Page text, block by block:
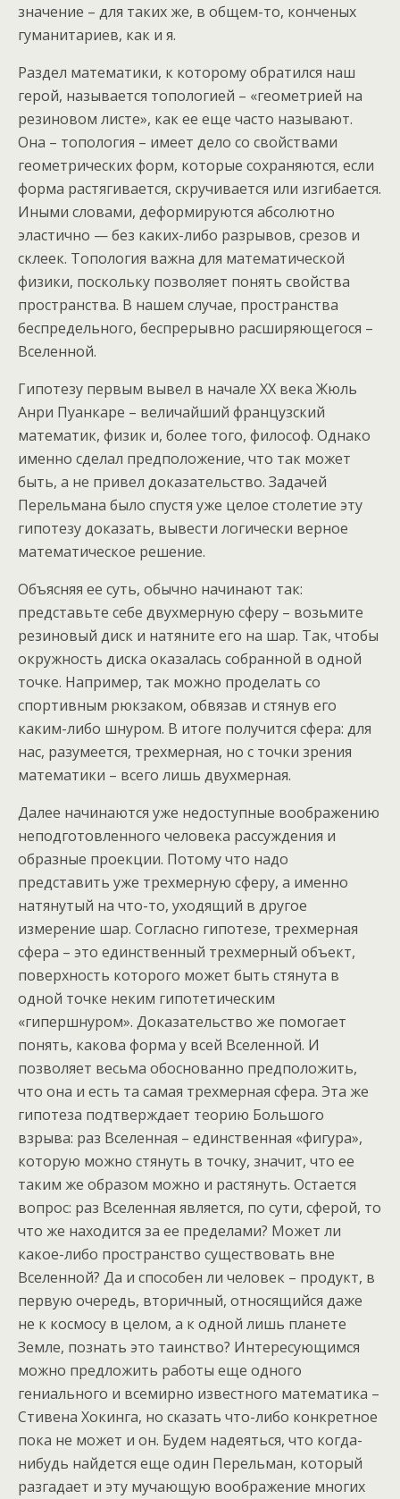
значение – для таких же, в общем-то, конченых
гуманитариев, как и я.
Раздел математики, к которому обратился наш
герой, называется топологией – «геометрией на
резиновом листе», как ее еще часто называют.
Она – топология – имеет дело со свойствами
геометрических форм, которые сохраняются, если
форма растягивается, скручивается или изгибается.
Иными словами, деформируются абсолютно
эластично — без каких-либо разрывов, срезов и
склеек. Топология важна для математической
физики, поскольку позволяет понять свойства
пространства. В нашем случае, пространства
беспредельного, беспрерывно расширяющегося –
Вселенной.
Гипотезу первым вывел в начале XX века Жюль
Анри Пуанкаре – величайший французский
математик, физик и, более того, философ. Однако
именно сделал предположение, что так может
быть, а не привел доказательство. Задачей
Перельмана было спустя уже целое столетие эту
гипотезу доказать, вывести логически верное
математическое решение.
Объясняя ее суть, обычно начинают так:
представьте себе двухмерную сферу – возьмите
резиновый диск и натяните его на шар. Так, чтобы
окружность диска оказалась собранной в одной
точке. Например, так можно проделать со
спортивным рюкзаком, обвязав и стянув его
каким-либо шнуром. В итоге получится сфера: для
нас, разумеется, трехмерная, но с точки зрения
математики – всего лишь двухмерная.
Далее начинаются уже недоступные воображению
неподготовленного человека рассуждения и
образные проекции. Потому что надо
представить уже трехмерную сферу, а именно
натянутый на что-то, уходящий в другое
измерение шар. Согласно гипотезе, трехмерная
сфера – это единственный трехмерный объект,
поверхность которого может быть стянута в
одной точке неким гипотетическим
«гипершнуром». Доказательство же помогает
понять, какова форма у всей Вселенной. И
позволяет весьма обоснованно предположить,
что она и есть та самая трехмерная сфера. Эта же
гипотеза подтверждает теорию Большого
взрыва: раз Вселенная – единственная «фигура»,
которую можно стянуть в точку, значит, что ее
таким же образом можно и растянуть. Остается
вопрос: раз Вселенная является, по сути, сферой, то
что же находится за ее пределами? Может ли
какое-либо пространство существовать вне
Вселенной? Да и способен ли человек – продукт, в
первую очередь, вторичный, относящийся даже
не к космосу в целом, а к одной лишь планете
Земле, познать это таинство? Интересующимся
можно предложить работы еще одного
гениального и всемирно известного математика –
Стивена Хокинга, но сказать что-либо конкретное
пока не может и он. Будем надеяться, что когда-
нибудь найдется еще один Перельман, который
разгадает и эту мучающую воображение многих